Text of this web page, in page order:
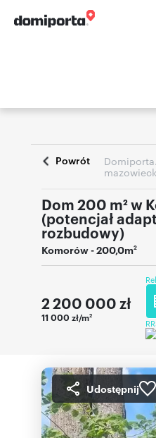
Powrót
Dom 200 m² w
(potencjał
rozbudowy)
Komorów- 200,0m2
2 200 000 zł
11 000 zł/m2
Udostępnij